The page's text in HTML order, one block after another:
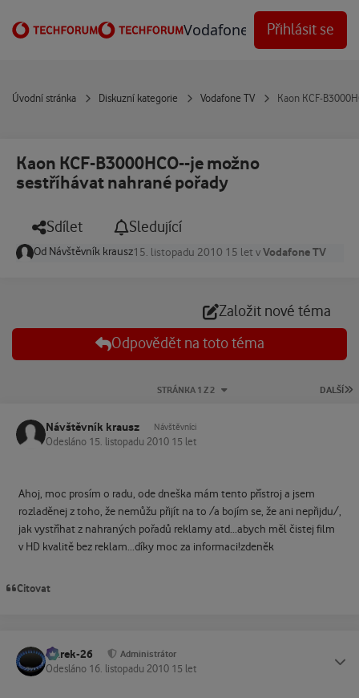
Vodafone Techforum
Přihlásit se
Úvodní stránka Diskuzní kategorie Vodafone TV Kaon KCF-
Kaon KCF-B3000HCO--je možno
sestříhávat nahrané pořady
Sdílet Sledující
Od Návštěvník krausz15. listopadu 2010 15 let vVodafone TV
Založit nové téma
Odpovědět na toto téma
DALŠÍ
STRÁNKA 1 Z 2
Návštěvník krausz Návštěvníci
Odesláno 15. listopadu 2010 15 let
Ahoj, moc prosím o radu, ode dneška mám tento přístroj a jsem
rozladěnej z toho, že nemůžu přijít na to /a bojím se, že ani nepřijdu/,
jak vystříhat z nahraných pořadů reklamy atd...abych měl čistej film
v HD kvalitě bez reklam...díky moc za informaci!zdeněk
Citovat
Marek-26 Administrátor
Odesláno 16. listopadu 2010 15 let